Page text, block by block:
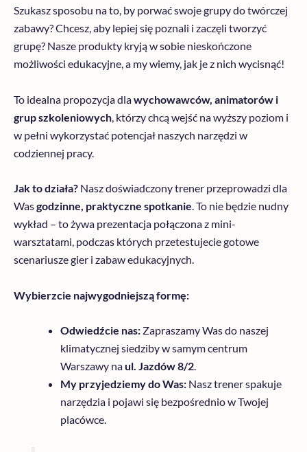
Szukasz sposobu na to, by porwać swoje grupy do twórczej
zabawy? Chcesz, aby lepiej się poznali i zaczęli tworzyć
grupę? Nasze produkty kryją w sobie nieskończone
możliwości edukacyjne, a my wiemy, jak je z nich wycisnąć!
To idealna propozycja dlawychowawców, animatorów i
grup szkoleniowych , którzy chcą wejść na wyższy poziom i
w pełni wykorzystać potencjał naszych narzędzi w
codziennej pracy.
Jak to działa? Nasz doświadczony trener przeprowadzi dla
Wasgodzinne, praktyczne spotkanie. To nie będzie nudny
wykład – to żywa prezentacja połączona z mini-
warsztatami, podczas których przetestujecie gotowe
scenariusze gier i zabaw edukacyjnych.
Wybierzcie najwygodniejszą formę:
Odwiedźcie nas: Zapraszamy Was do naszej
klimatycznej siedziby w samym centrum
Warszawy naul. Jazdów 8/2.
My przyjedziemy do Was: Nasz trener spakuje
narzędzia i pojawi się bezpośrednio w Twojej
placówce.